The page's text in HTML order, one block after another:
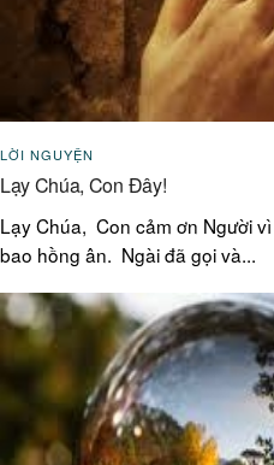
LỜI NGUYỆN
Lạy Chúa, Con Đây!
Lạy Chúa, Con cảm ơn Người
bao hồng ân. Ngài đã gọi và...